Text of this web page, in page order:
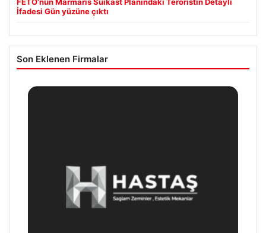
FETÖ’nün Marmaris Suikast Planındaki Teröristin Detaylı
İfadesi Gün yüzüne çıktı
Son Eklenen Firmalar